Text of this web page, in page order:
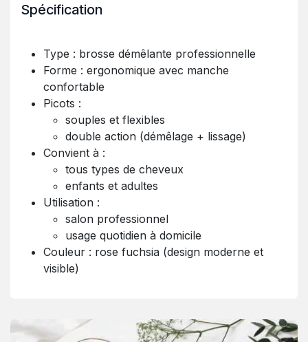
Spécification
Type : brosse démêlante professionnelle
Forme : ergonomique avec manche
confortable
Picots :
souples et flexibles
double action (démêlage + lissage)
Convient à :
tous types de cheveux
enfants et adultes
Utilisation :
salon professionnel
usage quotidien à domicile
Couleur : rose fuchsia (design moderne et
visible)